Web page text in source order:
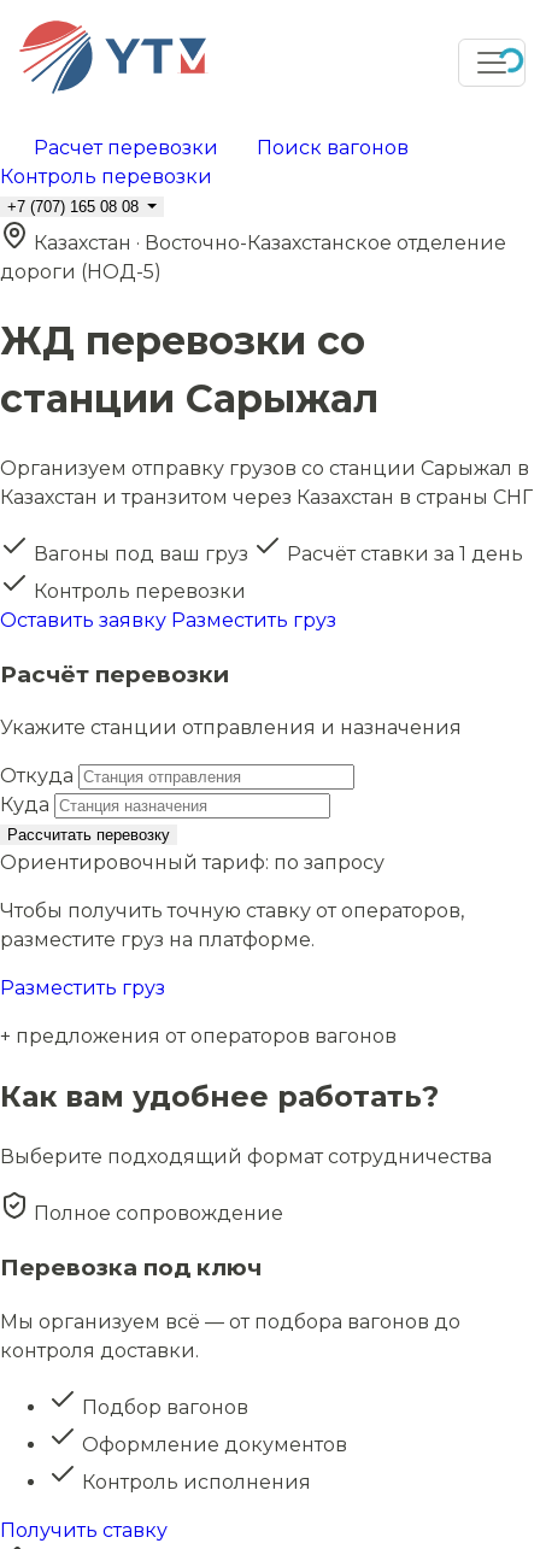
Расчет перевозки
Поиск вагонов
Контроль перевозки
+7 (707) 165 08 08
Казахстан · Восточно-Казахстанское отделение
дороги (НОД-5)
ЖД перевозки со
станции Сарыжал
Организуем отправку грузов со станции Сарыжал в
Казахстан и транзитом через Казахстан в страны СНГ
Вагоны под ваш груз
Расчёт ставки за 1 день
Контроль перевозки
Оставить заявку Разместить груз
Расчёт перевозки
Укажите станции отправления и назначения
Откуда
Куда
Рассчитать перевозку
Ориентировочный тариф: по запросу
Чтобы получить точную ставку от операторов,
разместите груз на платформе.
Разместить груз
+ предложения от операторов вагонов
Как вам удобнее работать?
Выберите подходящий формат сотрудничества
Полное сопровождение
Перевозка под ключ
Мы организуем всё — от подбора вагонов до
контроля доставки.
Подбор вагонов
Оформление документов
Контроль исполнения
Получить ставку